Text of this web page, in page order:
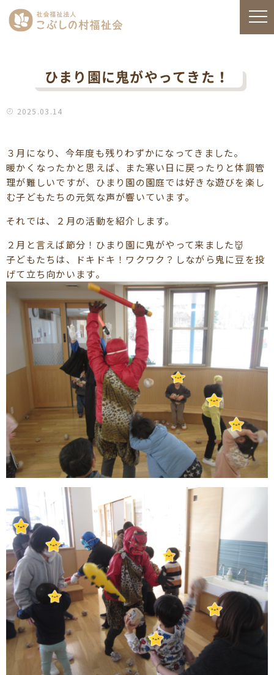
ひまり園に鬼がやってきた！
2025.03.14
３月になり、今年度も残りわずかになってきました。
暖かくなったかと思えば、また寒い日に戻ったりと体調管
理が難しいですが、ひまり園の園庭では好きな遊びを楽し
む子どもたちの元気な声が響いています。
それでは、２月の活動を紹介します。
２月と言えば節分！ひまり園に鬼がやって来ました👹
子どもたちは、ドキドキ！ワクワク？しながら鬼に豆を投
げて立ち向かいます。